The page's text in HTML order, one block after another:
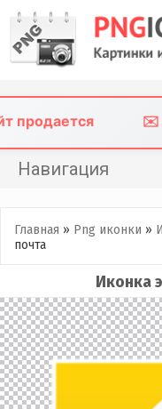
content
продается ✉️
Навигация
Png иконки
Фото без фона
Контакты
Главная » Png иконки »
почта
Иконка